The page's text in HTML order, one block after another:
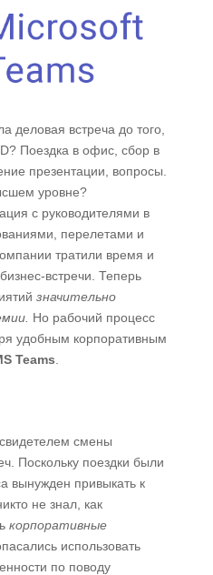
деловая встреча до того,
Поездка в офис, сбор в
презентации, вопросы.
уровне?
с руководителями в
перелетами и
тратили время и
встречи. Теперь
значительно
Но рабочий процесс
удобным корпоративным
Teams
смены
Поскольку поездки были
вынужден привыкать к
не знал, как
корпоративные
использовать
по поводу